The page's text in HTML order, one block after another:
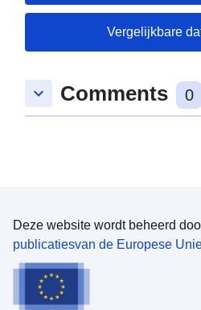
Vergelijkbare
keyboard_arrow_down Comments 0
Deze website wordt beheerd
publicatiesvan de Europese